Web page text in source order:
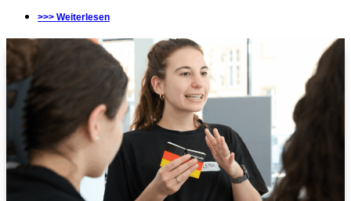
>>> Weiterlesen